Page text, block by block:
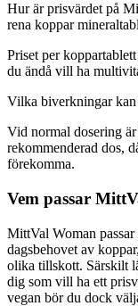
Hur är prisvärdet på
rena koppar
Priset per
du ändå vill ha
Vilka biverkningar
Vid normal dosering
rekommenderad dos,
förekomma.
Vem passar
MittVal Woman
dagsbehovet av
olika tillskott. Särskilt
dig som vill ha ett
vegan bör du dock